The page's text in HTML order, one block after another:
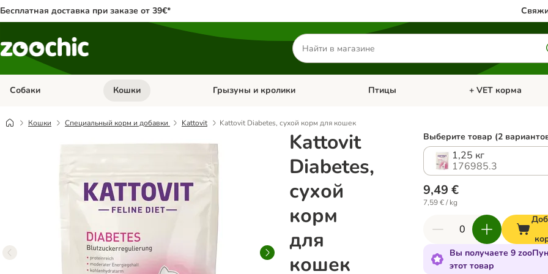
Бесплатная доставка при заказе от 39€*
Поиск
товаров
Собаки Откройте меню категории: Собаки
Кошки Откройте меню категории: Кошки
Грызуны и кролики Откройте меню категории: Грызуны и кролики
Птицы Откройте меню
+ VET корма
Кошки Специальный корм и добавки Kattovit Kattovit Diabetes, сухой корм для кошек
Kattovit
Diabetes,
сухой
корм
для
кошек
Выберите товар (2
1,25 кг
176985.3
9,49 €
7,59 € / kg
Вы получаете 9
этот товар